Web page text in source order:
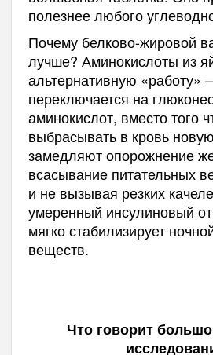
полезнее любого
Почему белково-жировой
лучше? Аминокислоты из
альтернативную «работу»
переключается на
аминокислот, вместо того
выбрасывать в кровь
замедляют опорожнение
всасывание питательных
и не вызывая резких
умеренный инсулиновый
мягко стабилизирует
веществ.
Что говорит